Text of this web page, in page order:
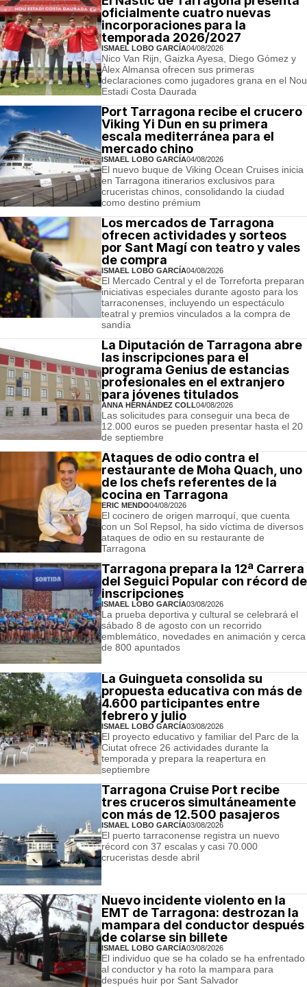
oficialmente cuatro nuevas
incorporaciones para la
temporada 2026/2027
ISMAEL LOBO GARCÍA04/08/2026
Nico Van Rijn, Gaizka Ayesa, Diego Gómez y
Àlex Almansa ofrecen sus primeras
declaraciones como jugadores grana en el Nou
Estadi Costa Daurada
Port Tarragona recibe el crucero
Viking Yi Dun en su primera
escala mediterránea para el
mercado chino
ISMAEL LOBO GARCÍA04/08/2026
El nuevo buque de Viking Ocean Cruises inicia
en Tarragona itinerarios exclusivos para
cruceristas chinos, consolidando la ciudad
como destino prémium
Los mercados de Tarragona
ofrecen actividades y sorteos
por Sant Magí con teatro y vales
de compra
ISMAEL LOBO GARCÍA04/08/2026
El Mercado Central y el de Torreforta preparan
iniciativas especiales durante agosto para los
tarraconenses, incluyendo un espectáculo
teatral y premios vinculados a la compra de
sandía
La Diputación de Tarragona abre
las inscripciones para el
programa Genius de estancias
profesionales en el extranjero
para jóvenes titulados
ANNA HERNÁNDEZ COLL04/08/2026
Las solicitudes para conseguir una beca de
12.000 euros se pueden presentar hasta el 20
de septiembre
Ataques de odio contra el
restaurante de Moha Quach, uno
de los chefs referentes de la
cocina en Tarragona
ERIC MENDO04/08/2026
El cocinero de origen marroquí, que cuenta
con un Sol Repsol, ha sido víctima de diversos
ataques de odio en su restaurante de
Tarragona
Tarragona prepara la 12ª Carrera
del Seguici Popular con récord de
inscripciones
ISMAEL LOBO GARCÍA03/08/2026
La prueba deportiva y cultural se celebrará el
sábado 8 de agosto con un recorrido
emblemático, novedades en animación y cerca
de 800 apuntados
La Guingueta consolida su
propuesta educativa con más de
4.600 participantes entre
febrero y julio
ISMAEL LOBO GARCÍA03/08/2026
El proyecto educativo y familiar del Parc de la
Ciutat ofrece 26 actividades durante la
temporada y prepara la reapertura en
septiembre
Tarragona Cruise Port recibe
tres cruceros simultáneamente
con más de 12.500 pasajeros
ISMAEL LOBO GARCÍA03/08/2026
El puerto tarraconense registra un nuevo
récord con 37 escalas y casi 70.000
cruceristas desde abril
Nuevo incidente violento en la
EMT de Tarragona: destrozan la
mampara del conductor después
de colarse sin billete
ISMAEL LOBO GARCÍA03/08/2026
El individuo que se ha colado se ha enfrentado
al conductor y ha roto la mampara para
después huir por Sant Salvador